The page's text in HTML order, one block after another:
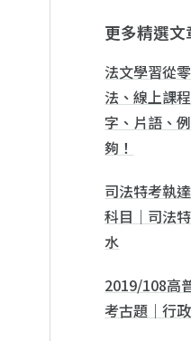
更多精選文
法文學習從
法、線上課
字、片語、
夠！
司法特考執
科目｜司法
水
2019/108高
考古題｜行